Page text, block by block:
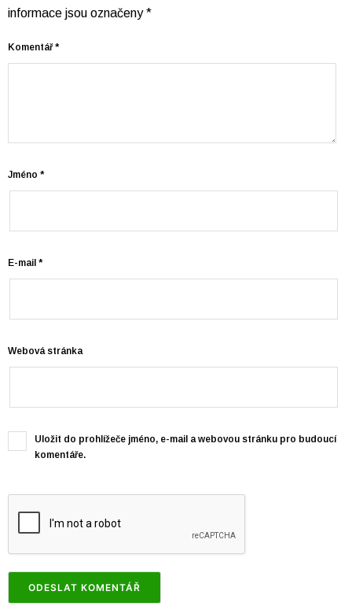
informace jsou označeny*
Komentář*
Jméno *
E-mail *
Webová stránka
Uložit do prohlížeče jméno, e-mail a webovou stránku pro budoucí
komentáře.